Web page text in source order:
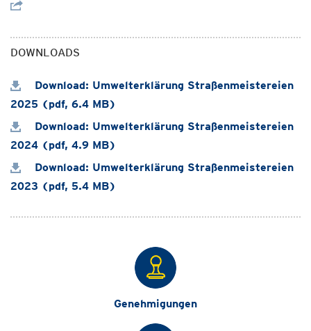
DOWNLOADS
Download: Umwelterklärung Straßenmeistereien
2025 (pdf, 6.4 MB)
Download: Umwelterklärung Straßenmeistereien
2024 (pdf, 4.9 MB)
Download: Umwelterklärung Straßenmeistereien
2023 (pdf, 5.4 MB)
Genehmigungen